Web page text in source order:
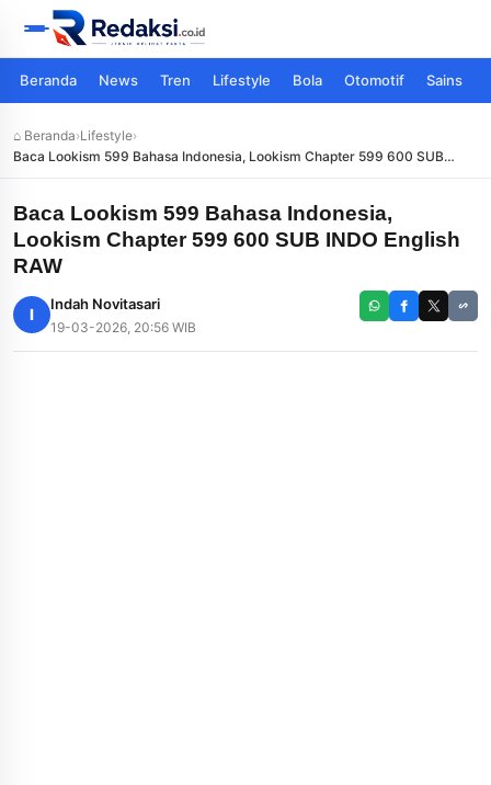
Beranda News Tren Lifestyle Bola Otomotif Sains
⌂ Beranda›Lifestyle›
Baca Lookism 599 Bahasa Indonesia, Lookism Chapter 599 600 SUB
INDO English RAW
Baca Lookism 599 Bahasa Indonesia,
Lookism Chapter 599 600 SUB INDO English
RAW
I
Indah Novitasari
19-03-2026, 20:56 WIB